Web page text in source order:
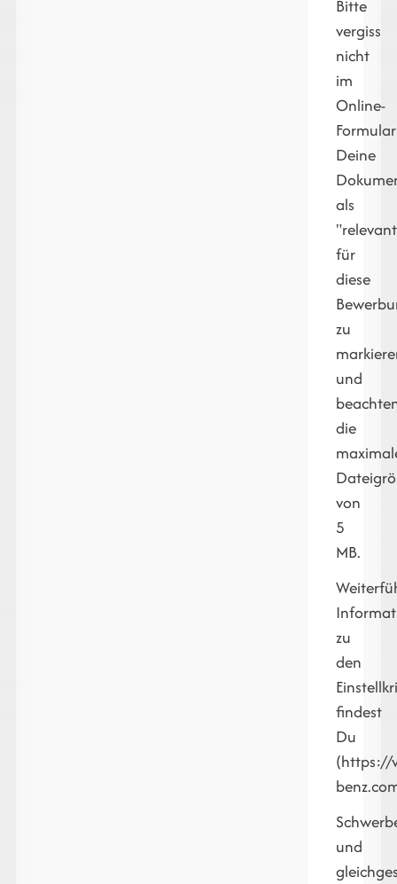
Bitte
vergiss
nicht
im
Online-
Formular
Deine
als
"relevant
für
diese
zu
und
die
von
5
MB.
zu
den
findest
Du
(https://
und